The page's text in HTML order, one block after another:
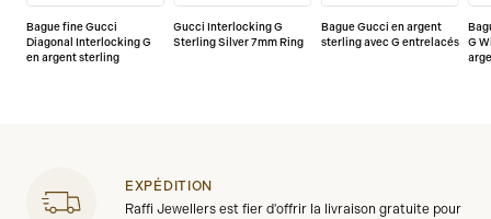
Bague fine Gucci
Diagonal Interlocking G
en argent sterling
Gucci Interlocking G
Sterling Silver 7mm Ring
Bague Gucci en argent
sterling avec G entrelacés
G
EXPÉDITION
Raffi Jewellers est fier d'offrir la livraison gratuite pour